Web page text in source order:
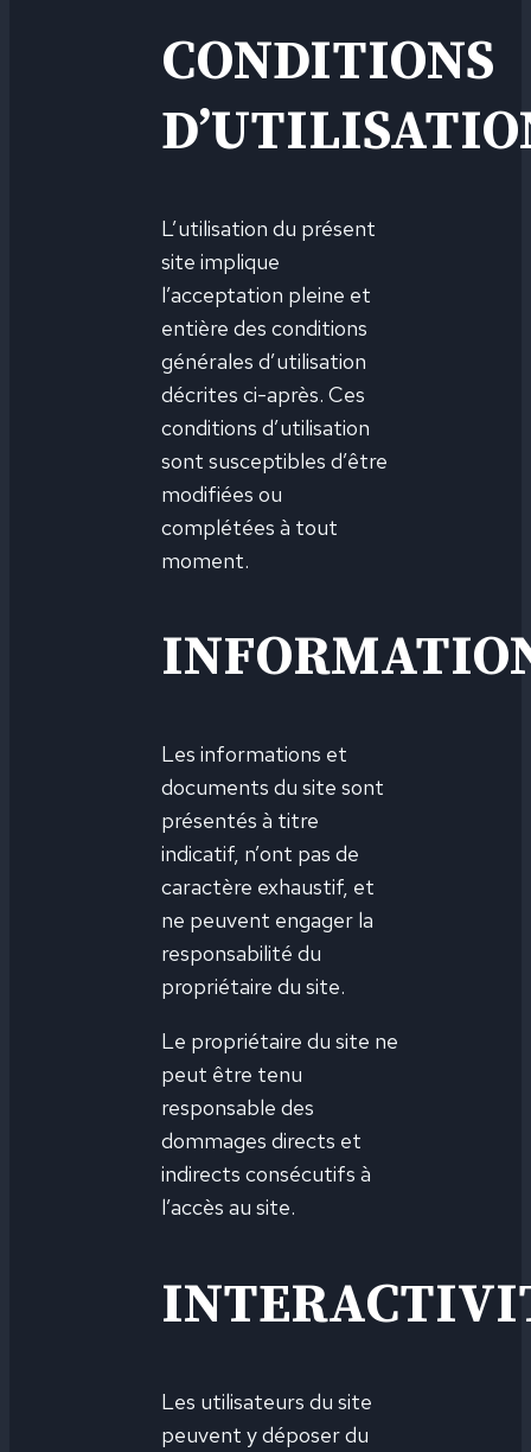
CONDITIONS
L’utilisation du présent
site implique
l’acceptation pleine et
entière des conditions
générales d’utilisation
décrites ci-après. Ces
conditions d’utilisation
sont susceptibles d’être
modifiées ou
complétées à tout
moment.
Les informations et
documents du site sont
présentés à titre
indicatif, n’ont pas de
caractère exhaustif, et
ne peuvent engager la
responsabilité du
propriétaire du site.
Le propriétaire du site ne
peut être tenu
responsable des
dommages directs et
indirects consécutifs à
l’accès au site.
Les utilisateurs du site
peuvent y déposer du